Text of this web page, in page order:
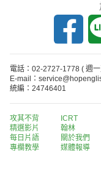
電話：02-2727-1778 ( 週
E-mail：
統編：24746401
攻其不背
精選影片
每日片語
專欄教學
ICRT
翰林
關於我們
媒體報導